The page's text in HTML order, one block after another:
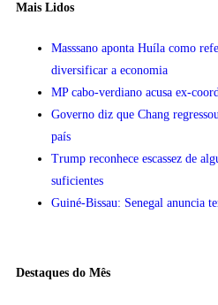
Mais Lidos
Masssano aponta Huíla como
diversificar a economia
MP cabo-verdiano acusa ex-
Governo diz que Chang
país
Trump reconhece escassez de
suficientes
Guiné-Bissau: Senegal anuncia
Destaques do Mês